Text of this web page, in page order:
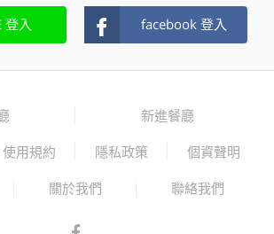
登入 facebook 登入
新進餐廳
使用規約 隱私政策 個資聲明
關於我們 聯絡我們